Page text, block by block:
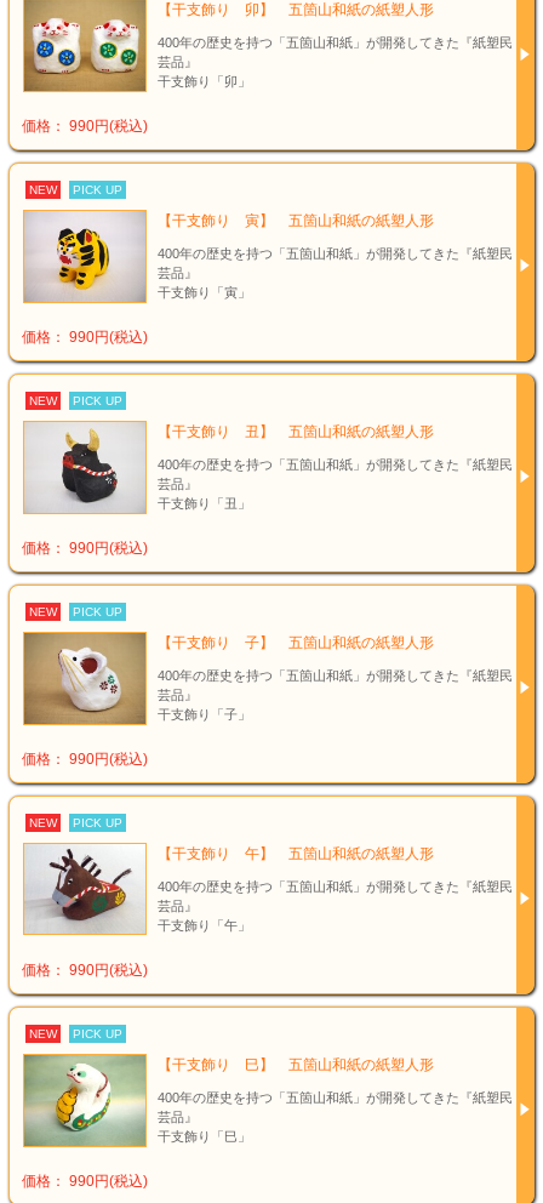
【干支飾り 卯】 五箇山和紙の紙塑人形
400年の歴史を持つ「五箇山和紙」が開発してきた『紙塑民
芸品』
干支飾り「卯」
価格： 990円(税込)
NEW PICK UP
【干支飾り 寅】 五箇山和紙の紙塑人形
400年の歴史を持つ「五箇山和紙」が開発してきた『紙塑民
芸品』
干支飾り「寅」
価格： 990円(税込)
NEW PICK UP
【干支飾り 丑】 五箇山和紙の紙塑人形
400年の歴史を持つ「五箇山和紙」が開発してきた『紙塑民
芸品』
干支飾り「丑」
価格： 990円(税込)
NEW PICK UP
【干支飾り 子】 五箇山和紙の紙塑人形
400年の歴史を持つ「五箇山和紙」が開発してきた『紙塑民
芸品』
干支飾り「子」
価格： 990円(税込)
NEW PICK UP
【干支飾り 午】 五箇山和紙の紙塑人形
400年の歴史を持つ「五箇山和紙」が開発してきた『紙塑民
芸品』
干支飾り「午」
価格： 990円(税込)
NEW PICK UP
【干支飾り 巳】 五箇山和紙の紙塑人形
400年の歴史を持つ「五箇山和紙」が開発してきた『紙塑民
芸品』
干支飾り「巳」
価格： 990円(税込)